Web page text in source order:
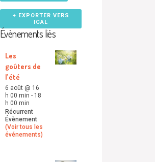
+ EXPORTER VERS
ICAL
Évènements liés
Les
goûters de
l’été
6 août @ 16
h 00 min - 18
h 00 min
Récurrent
Évènement
(Voir tous les
événements)